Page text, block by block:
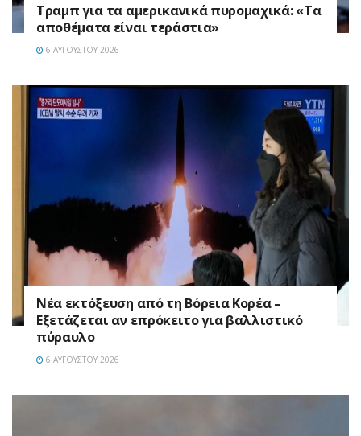
Τραμπ για τα αμερικανικά πυρομαχικά: «Τα
αποθέματα είναι τεράστια»
6 ΑΥΓΟΎΣΤΟΥ 2026
Νέα εκτόξευση από τη Βόρεια Κορέα –
Εξετάζεται αν επρόκειτο για βαλλιστικό
πύραυλο
6 ΑΥΓΟΎΣΤΟΥ 2026